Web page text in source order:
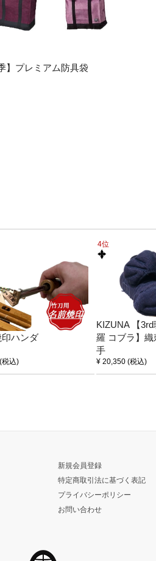
】プレミアム防具袋
ハンダ
(税込)
4位
KIZUNA 【3rd
羅 コブラ】織
手
¥ 20,350 (税込)
新規会員登録
特定商取引法に基づく表記
プライバシーポリシー
お問い合わせ